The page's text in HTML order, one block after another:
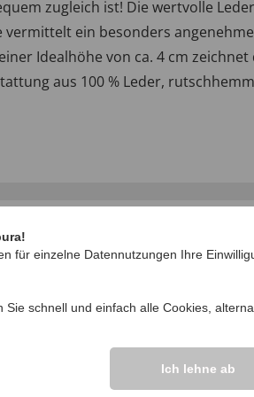
zugleich ist! Die wertvolle
ein besonders
Idealhöhe von ca. 4 cm
aus 100 % Leder,
vor.
für einzelne Datennutzungen Ihre
Sie schnell und einfach alle Cookies,
Ich lehne ab